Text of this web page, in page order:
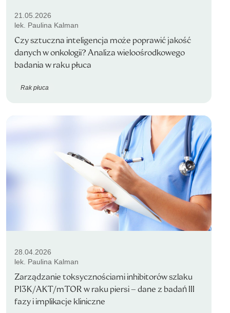
21.05.2026
lek. Paulina Kalman
Czy sztuczna inteligencja może poprawić jakość
danych w onkologii? Analiza wieloośrodkowego
badania w raku płuca
Rak płuca
28.04.2026
lek. Paulina Kalman
Zarządzanie toksycznościami inhibitorów szlaku
PI3K/AKT/mTOR w raku piersi – dane z badań III
fazy i implikacje kliniczne